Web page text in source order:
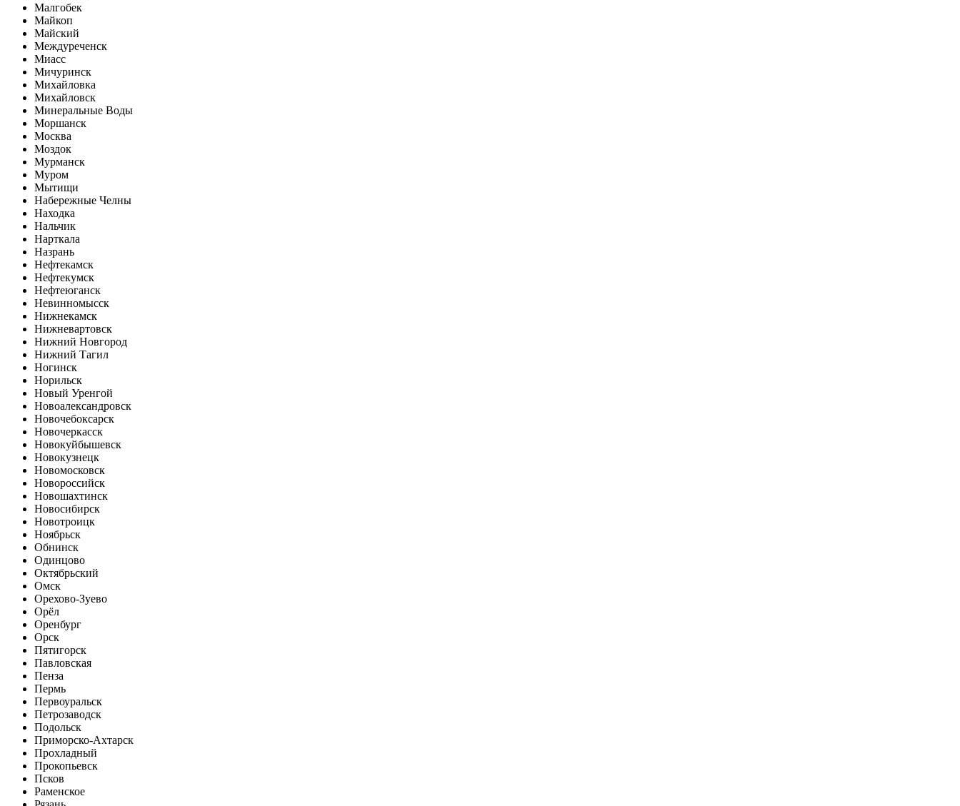
Малгобек
Майкоп
Майский
Междуреченск
Миасс
Мичуринск
Михайловка
Михайловск
Минеральные Воды
Моршанск
Москва
Моздок
Мурманск
Муром
Мытищи
Набережные Челны
Находка
Нальчик
Нарткала
Назрань
Нефтекамск
Нефтекумск
Нефтеюганск
Невинномысск
Нижнекамск
Нижневартовск
Нижний Новгород
Нижний Тагил
Ногинск
Норильск
Новый Уренгой
Новоалександровск
Новочебоксарск
Новочеркасск
Новокуйбышевск
Новокузнецк
Новомосковск
Новороссийск
Новошахтинск
Новосибирск
Новотроицк
Ноябрьск
Обнинск
Одинцово
Октябрьский
Омск
Орехово-Зуево
Орёл
Оренбург
Орск
Пятигорск
Павловская
Пенза
Пермь
Первоуральск
Петрозаводск
Подольск
Приморско-Ахтарск
Прохладный
Прокопьевск
Псков
Раменское